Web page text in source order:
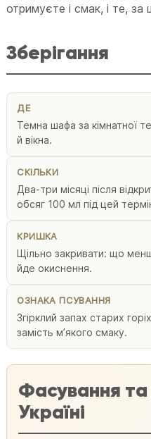
отримуєте і смак, і те,
Зберігання
ДЕ
Темна шафа за кімнатної
й вікна.
СКІЛЬКИ
Два-три місяці після
обсяг 100 мл під цей
КРИШКА
Щільно закривати: що
йде окиснення.
ОЗНАКА ПСУВАННЯ
Згірклий запах старих
замість мʼякого смаку.
Фасування
Україні